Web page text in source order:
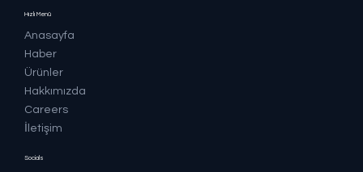
Hızlı Menü
Anasayfa
Haber
Ürünler
Hakkımızda
Careers
İletişim
Socials